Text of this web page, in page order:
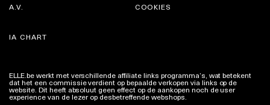
A.V.
IA CHART
COOKIES
ELLE.be werkt met verschillende affiliate links programma’s, wat betekent
dat het een commissie verdient op bepaalde verkopen via links op de
website. Dit heeft absoluut geen effect op de aankopen noch de user
experience van de lezer op desbetreffende webshops.